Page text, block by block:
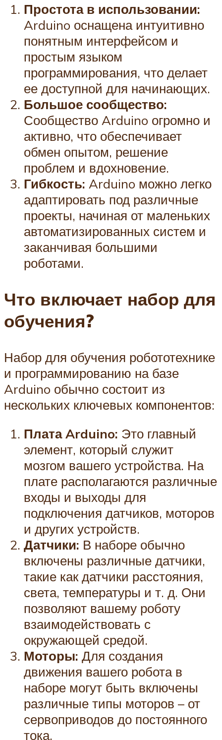
Простота в использовании:
Arduino оснащена интуитивно
понятным интерфейсом и
простым языком
программирования, что делает
ее доступной для начинающих.
Большое сообщество:
Сообщество Arduino огромно и
активно, что обеспечивает
обмен опытом, решение
проблем и вдохновение.
Гибкость: Arduino можно легко
адаптировать под различные
проекты, начиная от маленьких
автоматизированных систем и
заканчивая большими
роботами.
Что включает набор для
обучения?
Набор для обучения робототехнике
и программированию на базе
Arduino обычно состоит из
нескольких ключевых компонентов:
Плата Arduino: Это главный
элемент, который служит
мозгом вашего устройства. На
плате располагаются различные
входы и выходы для
подключения датчиков, моторов
и других устройств.
Датчики: В наборе обычно
включены различные датчики,
такие как датчики расстояния,
света, температуры и т. д. Они
позволяют вашему роботу
взаимодействовать с
окружающей средой.
Моторы: Для создания
движения вашего робота в
наборе могут быть включены
различные типы моторов – от
сервоприводов до постоянного
тока.